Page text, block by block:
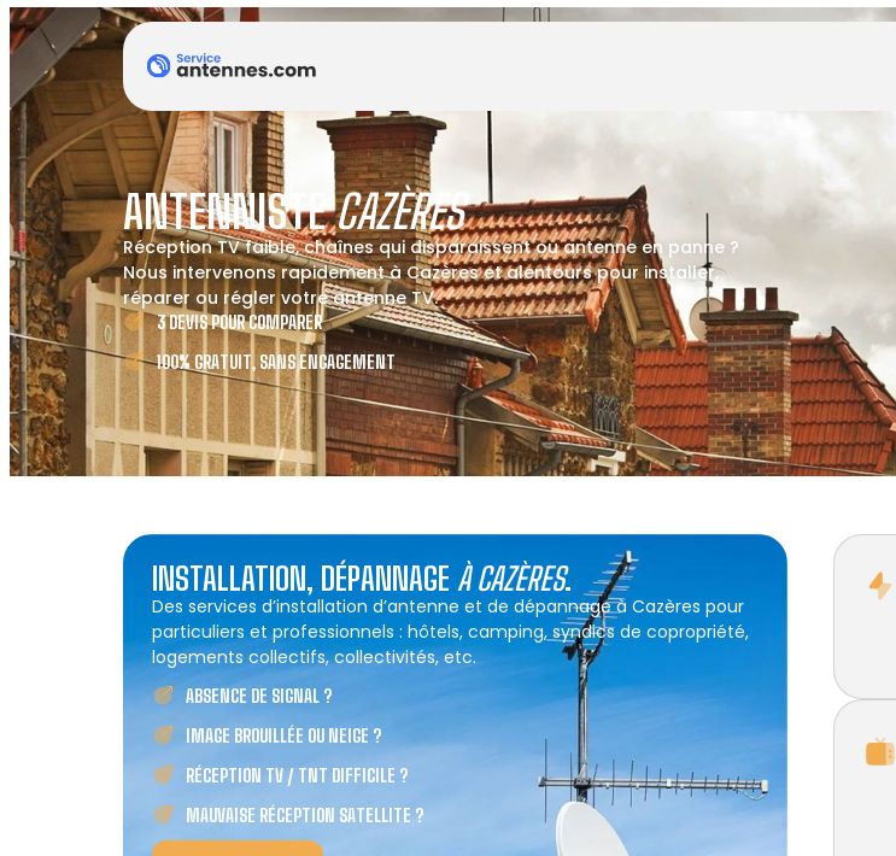
ANTENNISTECAZÈRES
Réception TV faible, chaînes qui disparaissent ou antenne en panne ?
Nous intervenons rapidement à Cazères et alentours pour installer,
réparer ou régler votre antenne TV.
3 DEVIS POUR COMPARER
100% GRATUIT, SANS ENGAGEMENT
INSTALLATION, DÉPANNAGE À CAZÈRES.
Des services d’installation d’antenne et de dépannage à Cazères pour
particuliers et professionnels : hôtels, camping, syndics de copropriété,
logements collectifs, collectivités, etc.
ABSENCE DE SIGNAL ?
IMAGE BROUILLÉE OU NEIGE ?
RÉCEPTION TV / TNT DIFFICILE ?
MAUVAISE RÉCEPTION SATELLITE ?